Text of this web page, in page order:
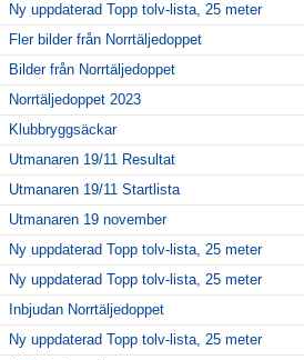
Ny uppdaterad Topp tolv-lista, 25 meter
Fler bilder från Norrtäljedoppet
Bilder från Norrtäljedoppet
Norrtäljedoppet 2023
Klubbryggsäckar
Utmanaren 19/11 Resultat
Utmanaren 19/11 Startlista
Utmanaren 19 november
Ny uppdaterad Topp tolv-lista, 25 meter
Ny uppdaterad Topp tolv-lista, 25 meter
Inbjudan Norrtäljedoppet
Ny uppdaterad Topp tolv-lista, 25 meter